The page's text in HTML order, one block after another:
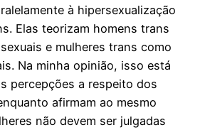
à hipersexualização
Elas teorizam homens trans
e mulheres trans como
Na minha opinião, isso está
percepções a respeito dos
afirmam ao mesmo
não devem ser julgadas